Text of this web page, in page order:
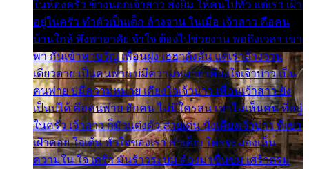
ในห้องครัว ข้างนอกเจ้าสาว ส่งยิ้ม ให้คนไปทั่ว แต่เรา เฝ้า
อยู่ในครัว ทำตัวเป็นเด็ก ล้างจาน ในเมื่อ เจ้าสาว คือคน
บ้านใกล้ พึ่งพาอาศัย จำใจ ต้องไปช่วยงาน พอถึงเวลา เขา
พา กันเข้าพาขวัญ เพื่อนฝูง เฮฮาดังลั่น แต่เราล้างจาน
เดียวดาย เป็นคนพ่าย บ่มีความหมาย เคียงใจเจ้าบ่าว เป็น
คนพ่าย บ่มีความหมาย เคียงใจเจ้าบ่าว เพื่อนเจ้าสาว ยัง
เป็นบ่ได้ คือคนพ่าย ฮักคน ไม่มีใครสน เขาไม่เห็นคน ที่อยู่
ในครัว เจ้าสาว ก็มัวแต่งตัว สวยเด่น นั่งเคียงเจ้าบ่าว ที่เขา
เฝ้าคอย ใจเต้น หัวใจของเรา ลำเค็ญ ใครจะมองเห็น
ความใน ใจ เศร้า มันร้าวระบม ต้องมาขื่นขม เศร้าตรม